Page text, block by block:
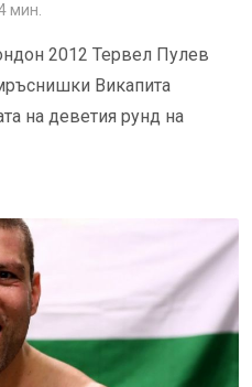
мин.
2012 Тервел Пулев
Викапита
на деветия рунд на